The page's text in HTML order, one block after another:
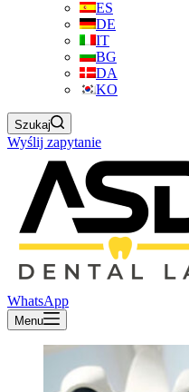
ES
DE
IT
BG
DA
KO
Szukaj
Wyślij zapytanie
WhatsApp
Menu